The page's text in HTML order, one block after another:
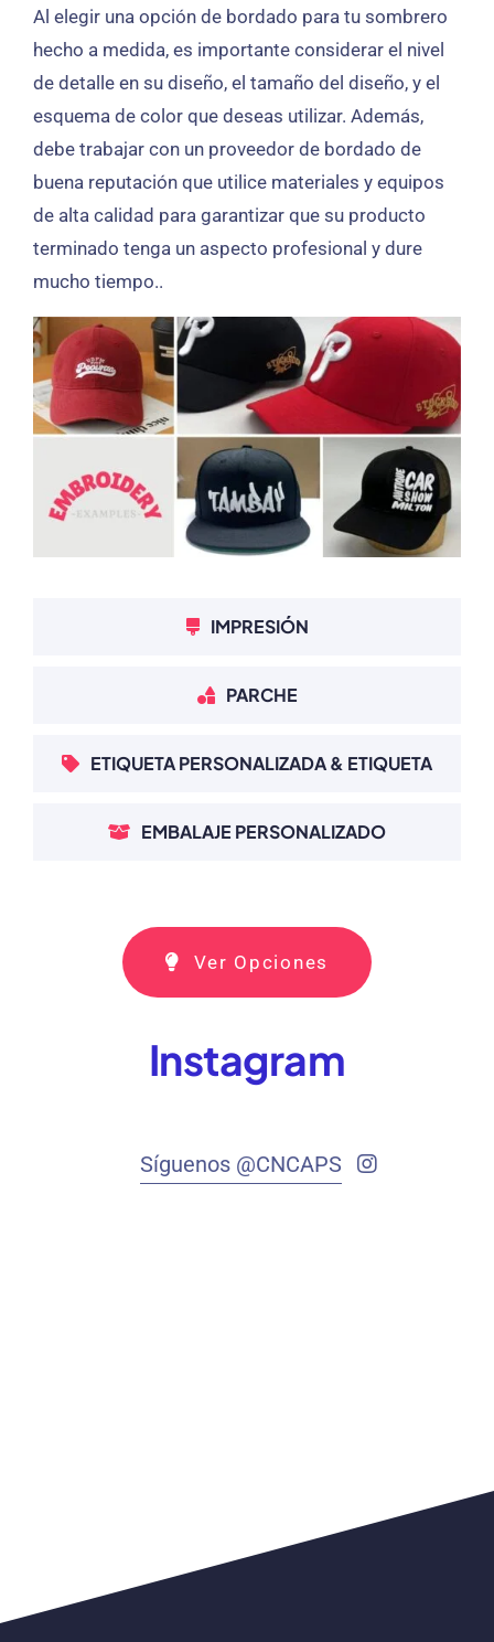
Al elegir una opción de bordado para tu sombrero
hecho a medida, es importante considerar el nivel
de detalle en su diseño, el tamaño del diseño, y el
esquema de color que deseas utilizar. Además,
debe trabajar con un proveedor de bordado de
buena reputación que utilice materiales y equipos
de alta calidad para garantizar que su producto
terminado tenga un aspecto profesional y dure
mucho tiempo..
IMPRESIÓN
PARCHE
ETIQUETA PERSONALIZADA & ETIQUETA
EMBALAJE PERSONALIZADO
Ver Opciones
Instagram
Síguenos @CNCAPS